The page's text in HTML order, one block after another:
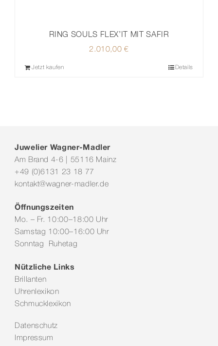
RING SOULS FLEX’IT MIT SAFIR
2.010,00€
Jetzt kaufen Details
Juwelier Wagner-Madler
Am Brand 4-6 | 55116 Mainz
+49 (0)6131 23 18 77
kontakt@wagner-madler.de
Öffnungszeiten
Mo. – Fr. 10:00–18:00 Uhr
Samstag 10:00–16:00 Uhr
Sonntag Ruhetag
Nützliche Links
Brillanten
Uhrenlexikon
Schmucklexikon
Datenschutz
Impressum